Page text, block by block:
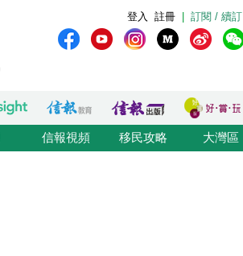
訂閱 / 續訂
註冊
登入
信報視頻 移民攻略 大灣區